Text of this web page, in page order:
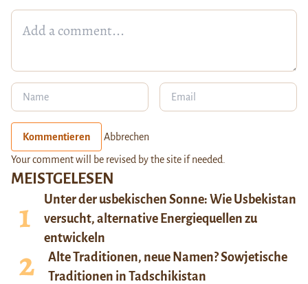
MEISTGELESEN
Unter der usbekischen Sonne: Wie Usbekistan
versucht, alternative Energiequellen zu
entwickeln
Alte Traditionen, neue Namen? Sowjetische
Traditionen in Tadschikistan
Kommentieren Abbrechen
Your comment will be revised by the site if needed.